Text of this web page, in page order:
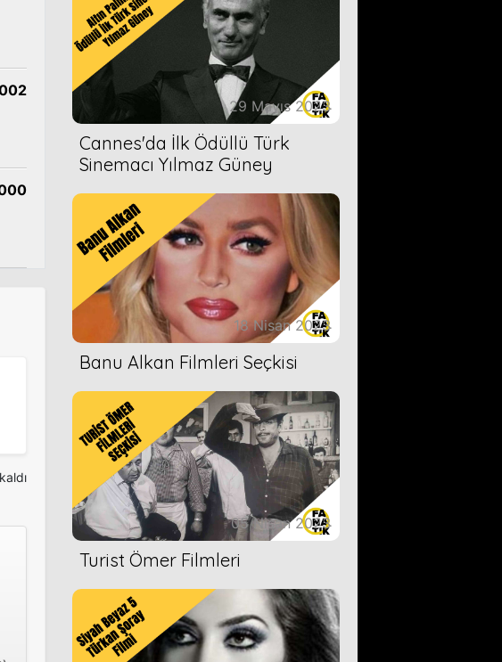
29 Mayıs 2023
Cannes'da İlk Ödüllü Türk
Sinemacı Yılmaz Güney
18 Nisan 2023
Banu Alkan Filmleri Seçkisi
05 Nisan 2023
Turist Ömer Filmleri